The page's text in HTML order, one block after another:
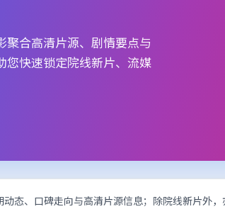
聚合高清片源、剧情要点与
您快速锁定院线新片、流媒
态、口碑走向与高清片源信息；除院线新片外